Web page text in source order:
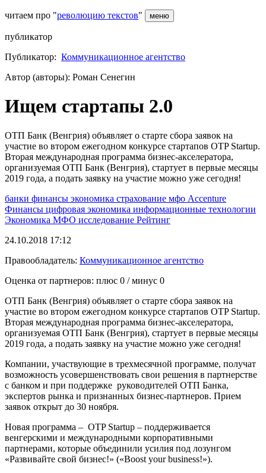
читаем про "революцию текстов" меню
публикатор
Публикатор: Коммуникационное агентство
Автор (авторы): Роман Сенегин
Ищем стартапы 2.0
ОТП Банк (Венгрия) объявляет о старте сбора заявок на
участие во втором ежегодном конкурсе стартапов OTP Startup.
Вторая международная программа бизнес-акселератора,
организуемая ОТП Банк (Венгрия), стартует в первые месяцы
2019 года, а подать заявку на участие можно уже сегодня!
банки финансы экономика страхование мфо Accenture
Финансы цифровая экономика информационные технологии
Экономика МФО исследование Рейтинг
24.10.2018 17:12
Правообладатель: Коммуникационное агентство
Оценка от партнеров: плюс 0 / минус 0
ОТП Банк (Венгрия) объявляет о старте сбора заявок на
участие во втором ежегодном конкурсе стартапов OTP Startup.
Вторая международная программа бизнес-акселератора,
организуемая ОТП Банк (Венгрия), стартует в первые месяцы
2019 года, а подать заявку на участие можно уже сегодня!
Компании, участвующие в трехмесячной программе, получат
возможность усовершенствовать свои решения в партнерстве
с банком и при поддержке руководителей ОТП Банка,
экспертов рынка и признанных бизнес-партнеров. Прием
заявок открыт до 30 ноября.
Новая программа – OTP Startup – поддерживается
венгерскими и международными корпоративными
партнерами, которые объединили усилия под лозунгом
«Развивайте свой бизнес!» («Boost your business!»).